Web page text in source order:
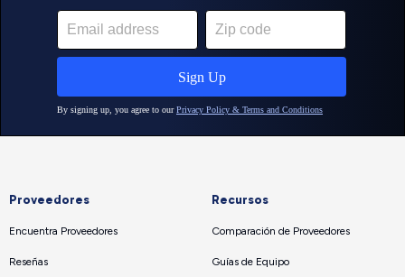
Proveedores
Encuentra Proveedores
Reseñas
Recursos
Comparación de Proveedores
Guías de Equipo